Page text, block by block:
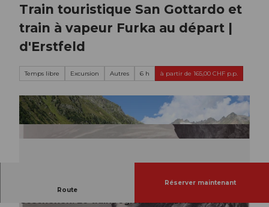
Train touristique San Gottardo et
train à vapeur Furka au départ |
d'Erstfeld
Temps libre Excursion Autres 6 h à partir de 165,00 CHF p.p.
Route
Réserver maintenant
Prenez le train historique de Erstfeld à
Göschenen. Le train régional de la Matterhorn